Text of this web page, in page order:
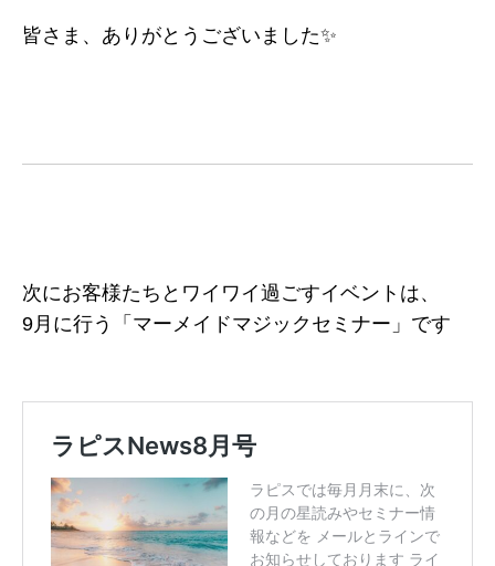
皆さま、ありがとうございました✨
次にお客様たちとワイワイ過ごすイベントは、
9月に行う「マーメイドマジックセミナー」です